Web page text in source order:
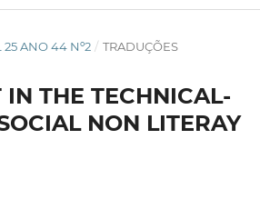
25 ANO 44 Nº2 / TRADUÇÕES
IN THE TECHNICAL-
NON LITERAY